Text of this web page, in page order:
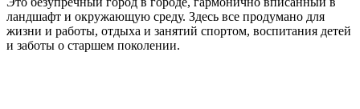
ландшафт и окружающую среду. Здесь все продумано для
жизни и работы, отдыха и занятий спортом, воспитания детей
и заботы о старшем поколении.